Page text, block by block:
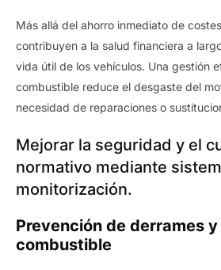
Más allá del ahorro inmediato de
contribuyen a la salud financiera a
vida útil de los vehículos. Una gestión
combustible reduce el desgaste del
necesidad de reparaciones o
Mejorar la seguridad y el
normativo mediante
monitorización.
Prevención de derrames
combustible